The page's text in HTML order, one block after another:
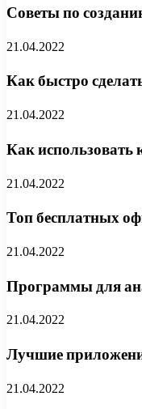
Советы по
21.04.2022
Как быстро
21.04.2022
Как
21.04.2022
Топ бесплатных
21.04.2022
Программы для
21.04.2022
Лучшие
21.04.2022